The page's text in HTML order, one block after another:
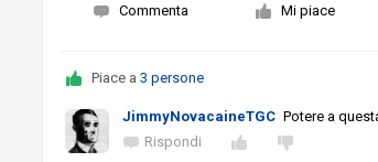
Commenta Mi piace
Piace a3 persone
JimmyNovacaineTGC Potere a
Rispondi